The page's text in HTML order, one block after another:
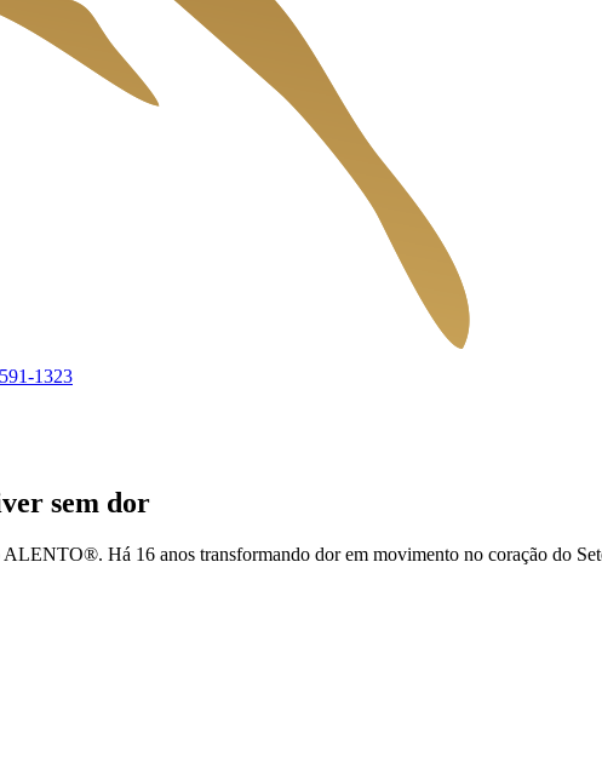
1323
sem dor
Há 16 anos transformando dor em movimento no coração do